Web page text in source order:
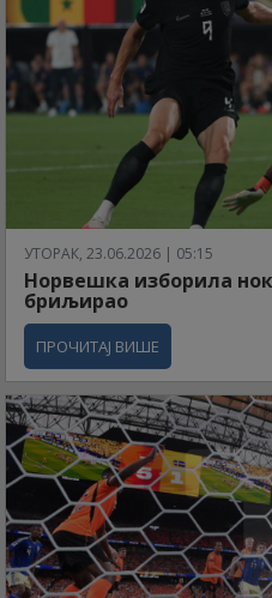
УТОРАК, 23.06.2026 | 05:15
Норвешка изборила
бриљирао
ПРОЧИТАЈ ВИШЕ